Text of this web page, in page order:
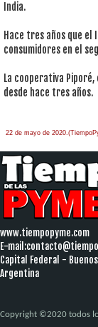
India.
Hace tres años que el
consumidores en el
La cooperativa
desde hace tres años.
22 de mayo de
www.tiempopyme.com
E-mail:
Capital Federal -
Argentina
Copyright ©2020 todos